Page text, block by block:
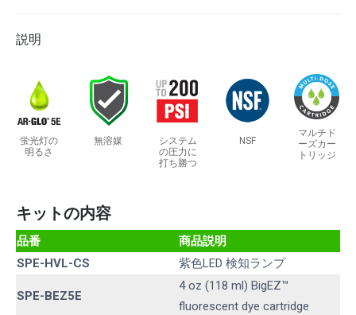
説明
蛍光灯の
明るさ
無溶媒
システム
の圧力に
打ち勝つ
NSF
マルチド
ーズカー
トリッジ
キットの内容
品番
商品説明
SPE-HVL-CS
紫色LED 検知ランプ
SPE-BEZ5E
4 oz (118 ml) BigEZ™
fluorescent dye cartridge